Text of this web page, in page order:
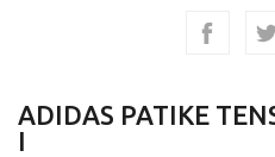
ADIDAS PATIKE
I